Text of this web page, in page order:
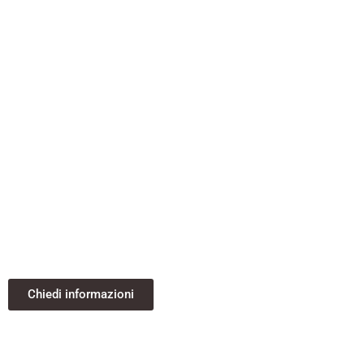
Chiedi informazioni